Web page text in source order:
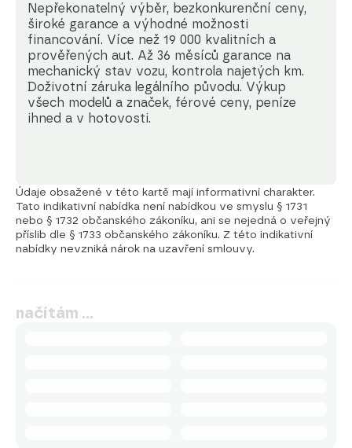
Nepřekonatelný výběr, bezkonkurenční ceny,
široké garance a výhodné možnosti
financování. Více než 19 000 kvalitních a
prověřených aut. Až 36 měsíců garance na
mechanický stav vozu, kontrola najetých km.
Doživotní záruka legálního původu. Výkup
všech modelů a značek, férové ceny, peníze
ihned a v hotovosti.
Údaje obsažené v této kartě mají informativní charakter.
Tato indikativní nabídka není nabídkou ve smyslu § 1731
nebo § 1732 občanského zákoníku, ani se nejedná o veřejný
příslib dle § 1733 občanského zákoníku. Z této indikativní
nabídky nevzniká nárok na uzavření smlouvy.
načítám …